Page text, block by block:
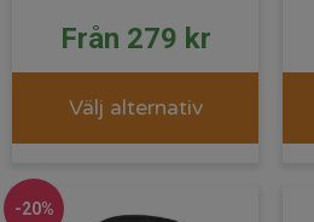
Från 279 kr
Välj alternativ
-20%